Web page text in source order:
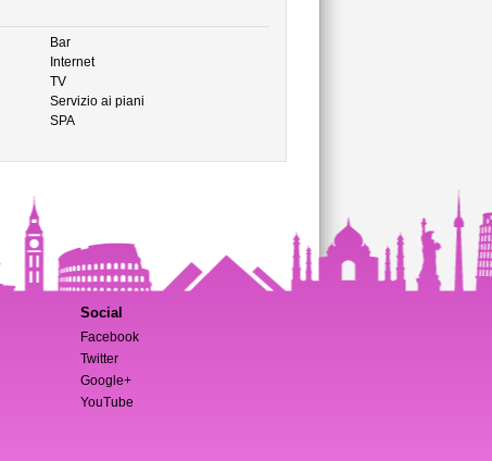
Bar
Internet
TV
Servizio ai piani
SPA
Social
Facebook
Twitter
Google+
YouTube